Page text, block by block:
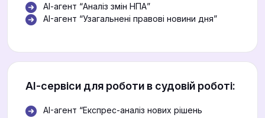
АІ-агент “Аналіз змін НПА”
AI-агент “Узагальнені правові новини дня”
АІ-сервіси для роботи в судовій роботі:
AI-агент “Експрес-аналіз нових рішень